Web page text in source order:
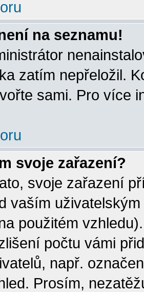
na seznamu!
zatím nepřeložil.
sami. Pro více
svoje zařazení?
svoje zařazení
vaším
použitém
počtu vámi
např.
Prosím,